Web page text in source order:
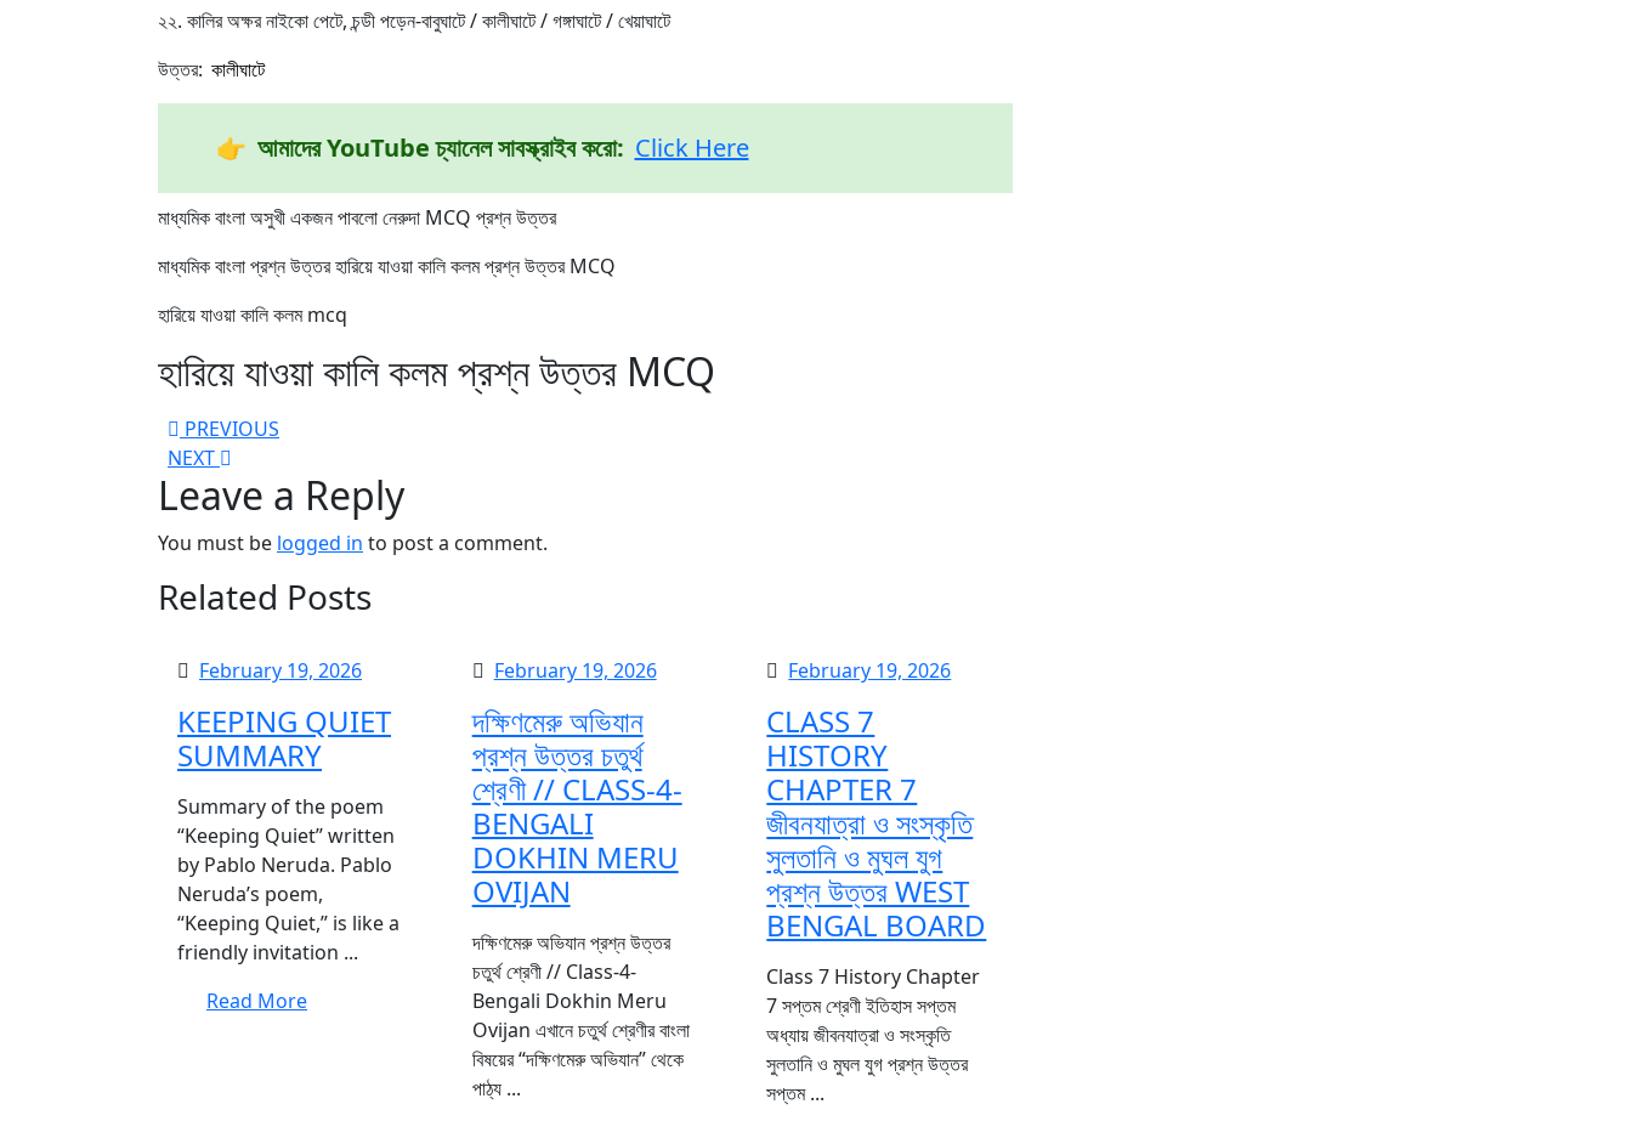
২২. কালির অক্ষর নাইকো পেটে, চন্ডী পড়েন-বাবুঘাটে / কালীঘাটে / গঙ্গাঘাটে / খেয়াঘাটে
উত্তর: কালীঘাটে
👉 আমাদের YouTube চ্যানেল সাবস্ক্রাইব করো: Click Here
মাধ্যমিক বাংলা অসুখী একজন পাবলো নেরুদা MCQ প্রশ্ন উত্তর
মাধ্যমিক বাংলা প্রশ্ন উত্তর হারিয়ে যাওয়া কালি কলম প্রশ্ন উত্তর MCQ
হারিয়ে যাওয়া কালি কলম mcq
হারিয়ে যাওয়া কালি কলম প্রশ্ন উত্তর MCQ
Post
navigation
PREVIOUS
NEXT
post:
Leave a Reply
You must be logged in to post a comment.
Related Posts
February 19, 2026February
2026
KEEPING QUIET
SUMMARY
Summary of the poem
“Keeping Quiet” written
by Pablo Neruda. Pablo
Neruda’s poem,
“Keeping Quiet,” is like a
friendly invitation ...
Read MoreRead
February 19, 2026February
দক্ষিণমেরু অভিযান
প্রশ্ন উত্তর চতুর্থ
শ্রেণী // CLASS-4-
BENGALI
DOKHIN MERU
OVIJAN
দক্ষিণমেরু অভিযান প্রশ্ন উত্তর
চতুর্থ শ্রেণী // Class-4-
Bengali Dokhin Meru
Ovijan এখানে চতুর্থ শ্রেণীর বাংলা
বিষয়ের “দক্ষিণমেরু অভিযান” থেকে
পাঠ্য ...
February 19, 2026February
CLASS 7
HISTORY
CHAPTER 7
জীবনযাত্রা ও সংস্কৃতি
সুলতানি ও মুঘল যুগ
প্রশ্ন উত্তর WEST
BENGAL BOARD
Class 7 History Chapter
7 সপ্তম শ্রেণী ইতিহাস সপ্তম
অধ্যায় জীবনযাত্রা ও সংস্কৃতি
সুলতানি ও মুঘল যুগ প্রশ্ন উত্তর
সপ্তম ...